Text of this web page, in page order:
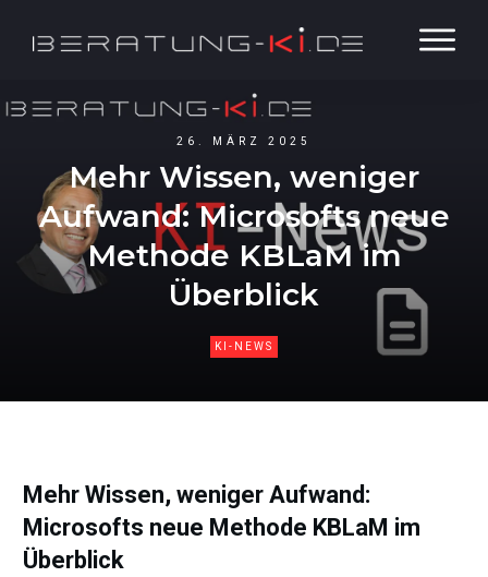
26. MÄRZ 2025
Mehr Wissen, weniger
Aufwand: Microsofts neue
Methode KBLaM im
Überblick
KI-NEWS
Mehr Wissen, weniger Aufwand:
Microsofts neue Methode KBLaM im
Überblick